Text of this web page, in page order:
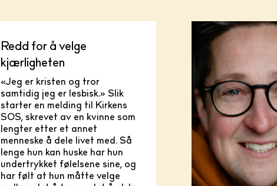
Redd for å velge
kjærligheten
«Jeg er kristen og tror
samtidig jeg er lesbisk.» Slik
starter en melding til Kirkens
SOS, skrevet av en kvinne som
lengter etter et annet
menneske å dele livet med. Så
lenge hun kan huske har hun
undertrykket følelsene sine, og
har følt at hun måtte velge